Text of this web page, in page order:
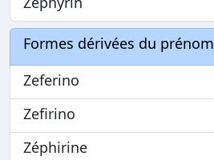
Formes dérivées du prénom
Zeferino
Zefirino
Zéphirine